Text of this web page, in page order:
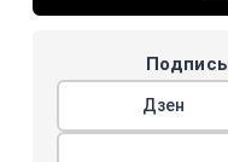
Дзен